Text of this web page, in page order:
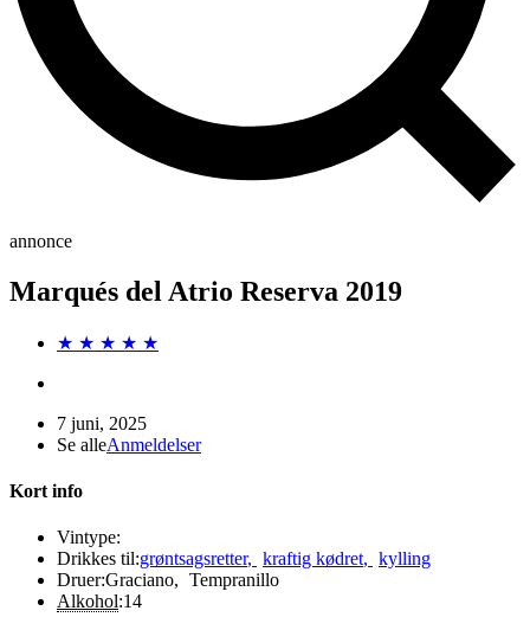
annonce
Marqués del Atrio Reserva 2019
★ ★ ★ ★ ★
7 juni, 2025
Se alleAnmeldelser
Kort info
Vintype:
Drikkes til:grøntsagsretter, kraftig kødret, kylling
Druer:Graciano, Tempranillo
Alkohol:14